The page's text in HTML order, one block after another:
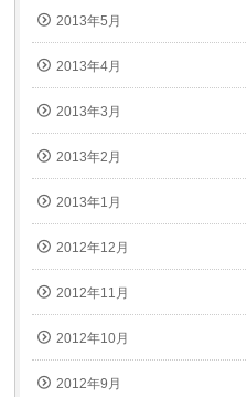
2013年5月
2013年4月
2013年3月
2013年2月
2013年1月
2012年12月
2012年11月
2012年10月
2012年9月